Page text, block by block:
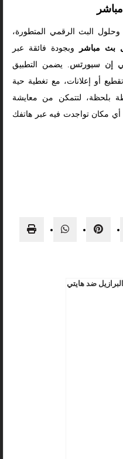
وحلول البث الرقمي المتطورة،
بث مباشر
وبجودة فائقة عبر
. يضمن التطبيق
أو إعلانات، مع تغطية حية
بلحظة، لتتمكن من معايشة
أي مكان تواجدت فيه عبر هاتفك
ضد هايتي